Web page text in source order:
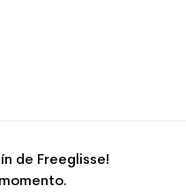
de Freeglisse!